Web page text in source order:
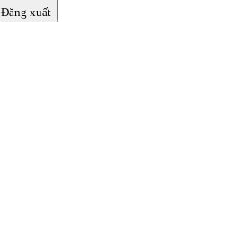
Đăng xuất